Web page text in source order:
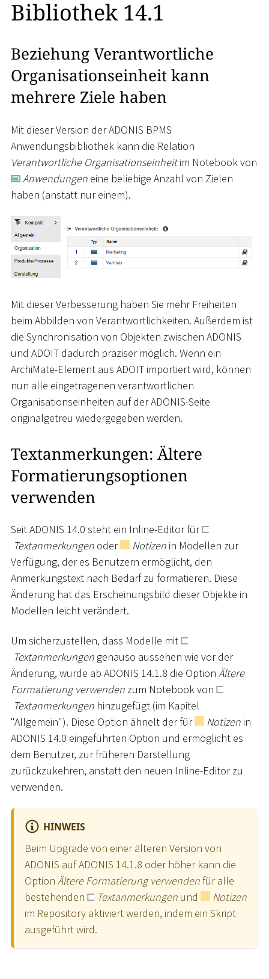
Bibliothek 14.1
Beziehung Verantwortliche
Organisationseinheit kann
mehrere Ziele haben
Mit dieser Version der ADONIS BPMS
Anwendungsbibliothek kann die Relation
Verantwortliche Organisationseinheitim Notebook von
Anwendungen eine beliebige Anzahl von Zielen
haben (anstatt nur einem).
Mit dieser Verbesserung haben Sie mehr Freiheiten
beim Abbilden von Verantwortlichkeiten. Außerdem ist
die Synchronisation von Objekten zwischen ADONIS
und ADOIT dadurch präziser möglich. Wenn ein
ArchiMate-Element aus ADOIT importiert wird, können
nun alle eingetragenen verantwortlichen
Organisationseinheiten auf der ADONIS-Seite
originalgetreu wiedergegeben werden.
Textanmerkungen: Ältere
Formatierungsoptionen
verwenden
Seit ADONIS 14.0 steht ein Inline-Editor für
Textanmerkungen oder Notizen in Modellen zur
Verfügung, der es Benutzern ermöglicht, den
Anmerkungstext nach Bedarf zu formatieren. Diese
Änderung hat das Erscheinungsbild dieser Objekte in
Modellen leicht verändert.
Um sicherzustellen, dass Modelle mit
Textanmerkungen genauso aussehen wie vor der
Änderung, wurde ab ADONIS 14.1.8 die Option Ältere
Formatierung verwenden zum Notebook von
Textanmerkungen hinzugefügt (im Kapitel
"Allgemein"). Diese Option ähnelt der für
Notizen in
ADONIS 14.0 eingeführten Option und ermöglicht es
dem Benutzer, zur früheren Darstellung
zurückzukehren, anstatt den neuen Inline-Editor zu
verwenden.
HINWEIS
Beim Upgrade von einer älteren Version von
ADONIS auf ADONIS 14.1.8 oder höher kann die
Option Ältere Formatierung verwenden für alle
bestehenden
Textanmerkungen und
Notizen
im Repository aktiviert werden, indem ein Skript
ausgeführt wird.